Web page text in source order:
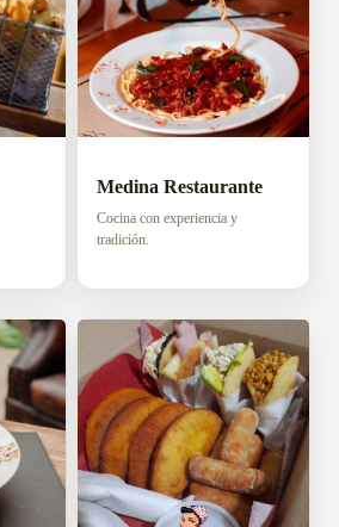
Medina Restaurante
Cocina con experiencia y
tradición.